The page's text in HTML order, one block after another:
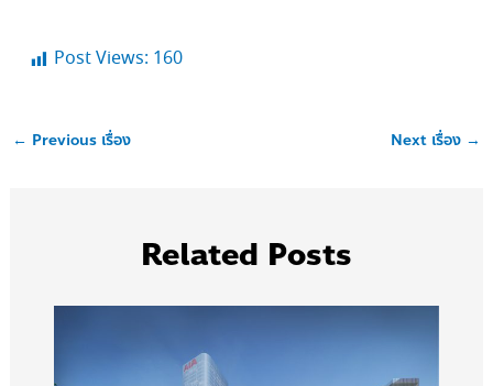
Post Views: 160
← Previous เรื่อง Next เรื่อง →
Related Posts